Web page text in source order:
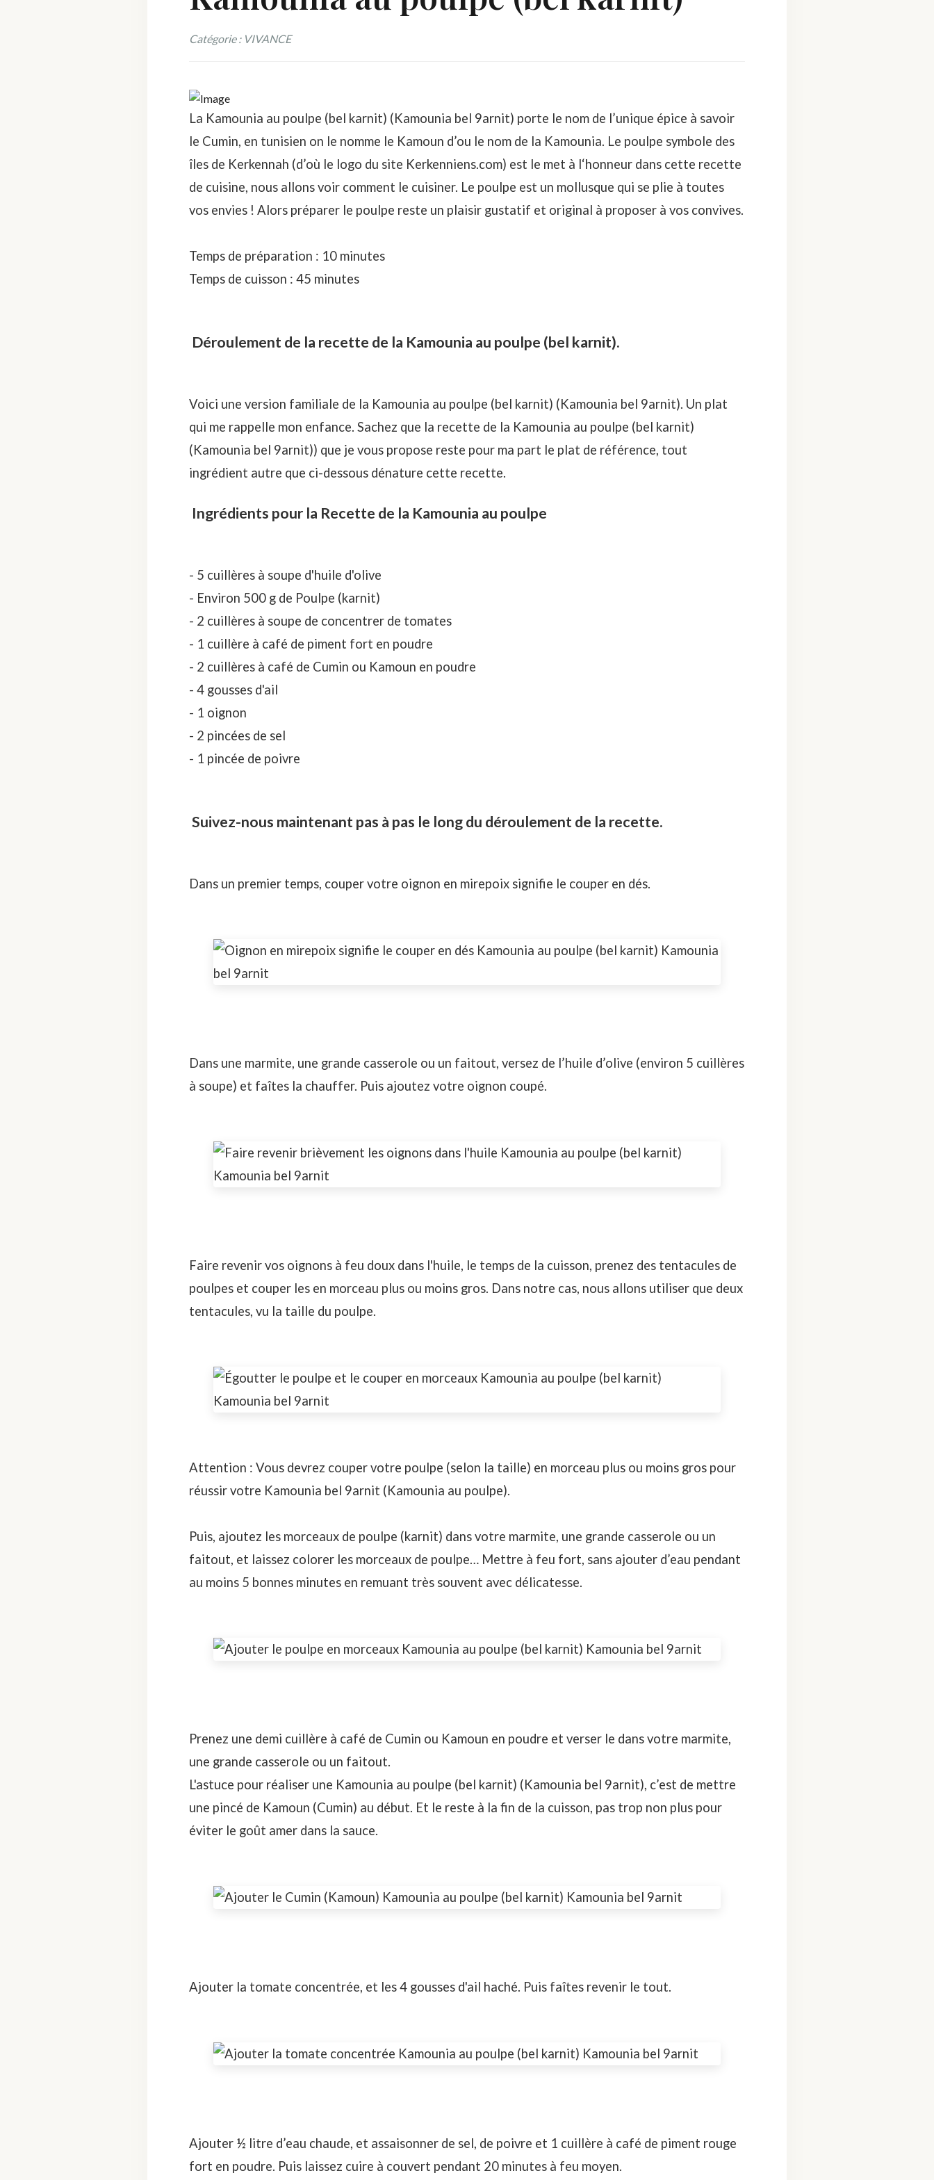
Catégorie : VIVANCE
La Kamounia au poulpe (bel karnit) (Kamounia bel 9arnit) porte le nom de l’unique épice à savoir
le Cumin, en tunisien on le nomme le Kamoun d’ou le nom de la Kamounia. Le poulpe symbole des
îles de Kerkennah (d’où le logo du site Kerkenniens.com) est le met à l‘honneur dans cette recette
de cuisine, nous allons voir comment le cuisiner. Le poulpe est un mollusque qui se plie à toutes
vos envies ! Alors préparer le poulpe reste un plaisir gustatif et original à proposer à vos convives.
Temps de préparation : 10 minutes
Temps de cuisson : 45 minutes
Déroulement de la recette de la Kamounia au poulpe (bel karnit).
Voici une version familiale de la Kamounia au poulpe (bel karnit) (Kamounia bel 9arnit). Un plat
qui me rappelle mon enfance. Sachez que la recette de la Kamounia au poulpe (bel karnit)
(Kamounia bel 9arnit)) que je vous propose reste pour ma part le plat de référence, tout
ingrédient autre que ci-dessous dénature cette recette.
Ingrédients pour la Recette de la Kamounia au poulpe
- 5 cuillères à soupe d'huile d'olive
- Environ 500 g de Poulpe (karnit)
- 2 cuillères à soupe de concentrer de tomates
- 1 cuillère à café de piment fort en poudre
- 2 cuillères à café de Cumin ou Kamoun en poudre
- 4 gousses d'ail
- 1 oignon
- 2 pincées de sel
- 1 pincée de poivre
Suivez-nous maintenant pas à pas le long du déroulement de la recette.
Dans un premier temps, couper votre oignon en mirepoix signifie le couper en dés.
Dans une marmite, une grande casserole ou un faitout, versez de l’huile d’olive (environ 5 cuillères
à soupe) et faîtes la chauffer. Puis ajoutez votre oignon coupé.
Faire revenir vos oignons à feu doux dans l'huile, le temps de la cuisson, prenez des tentacules de
poulpes et couper les en morceau plus ou moins gros. Dans notre cas, nous allons utiliser que deux
tentacules, vu la taille du poulpe.
Attention : Vous devrez couper votre poulpe (selon la taille) en morceau plus ou moins gros pour
réussir votre Kamounia bel 9arnit (Kamounia au poulpe).
Puis, ajoutez les morceaux de poulpe (karnit) dans votre marmite, une grande casserole ou un
faitout, et laissez colorer les morceaux de poulpe… Mettre à feu fort, sans ajouter d’eau pendant
au moins 5 bonnes minutes en remuant très souvent avec délicatesse.
Prenez une demi cuillère à café de Cumin ou Kamoun en poudre et verser le dans votre marmite,
une grande casserole ou un faitout.
L'astuce pour réaliser une Kamounia au poulpe (bel karnit) (Kamounia bel 9arnit), c’est de mettre
une pincé de Kamoun (Cumin) au début. Et le reste à la fin de la cuisson, pas trop non plus pour
éviter le goût amer dans la sauce.
Ajouter la tomate concentrée, et les 4 gousses d'ail haché. Puis faîtes revenir le tout.
Ajouter ½ litre d’eau chaude, et assaisonner de sel, de poivre et 1 cuillère à café de piment rouge
fort en poudre. Puis laissez cuire à couvert pendant 20 minutes à feu moyen.